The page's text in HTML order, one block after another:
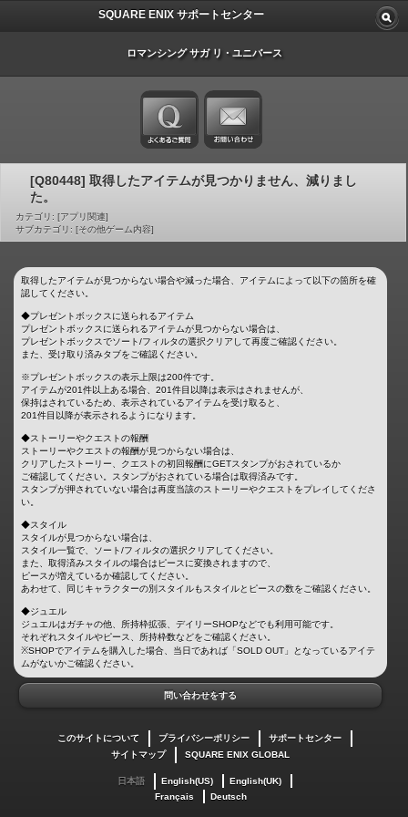
SQUARE ENIX サポートセンター
ロマンシング サガ リ・ユニバース
[Q80448] 取得したアイテムが見つかりません、減りまし
た。
カテゴリ: [アプリ関連]
サブカテゴリ: [その他ゲーム内容]
取得したアイテムが見つからない場合や減った場合、アイテムによって以下の箇所を確
認してください。
◆プレゼントボックスに送られるアイテム
プレゼントボックスに送られるアイテムが見つからない場合は、
プレゼントボックスでソート/フィルタの選択クリアして再度ご確認ください。
また、受け取り済みタブをご確認ください。
※プレゼントボックスの表示上限は200件です。
アイテムが201件以上ある場合、201件目以降は表示はされませんが、
保持はされているため、表示されているアイテムを受け取ると、
201件目以降が表示されるようになります。
◆ストーリーやクエストの報酬
ストーリーやクエストの報酬が見つからない場合は、
クリアしたストーリー、クエストの初回報酬にGETスタンプがおされているか
ご確認してください。スタンプがおされている場合は取得済みです。
スタンプが押されていない場合は再度当該のストーリーやクエストをプレイしてくださ
い。
◆スタイル
スタイルが見つからない場合は、
スタイル一覧で、ソート/フィルタの選択クリアしてください。
また、取得済みスタイルの場合はピースに変換されますので、
ピースが増えているか確認してください。
あわせて、同じキャラクターの別スタイルもスタイルとピースの数をご確認ください。
◆ジュエル
ジュエルはガチャの他、所持枠拡張、デイリーSHOPなどでも利用可能です。
それぞれスタイルやピース、所持枠数などをご確認ください。
※SHOPでアイテムを購入した場合、当日であれば「SOLD OUT」となっているアイテ
ムがないかご確認ください。
問い合わせをする
このサイトについて プライバシーポリシー
サポートセンター
サイトマップ
SQUARE ENIX GLOBAL
日本語 English(US)
English(UK)
Français
Deutsch